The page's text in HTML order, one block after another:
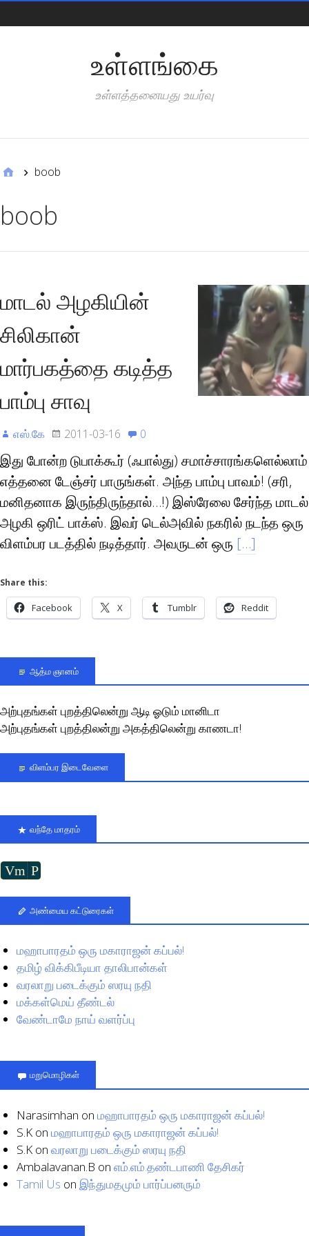
உள்ளங்கை
உள்ளத்தனையது உயர்வு
boob
boob
மாடல் அழகியின்
சிலிகான்
மார்பகத்தை கடித்த
பாம்பு சாவு
எஸ்.கே 2011-03-16 0
இது போன்ற டுபாக்கூர் (ஃபால்து) சமாச்சாரங்களெல்லாம்
எத்தனை டேஞ்சர் பாருங்கள். அந்த பாம்பு பாவம்! (சரி,
மனிதனாக இருந்திருந்தால்…!) இஸ்ரேலை சேர்ந்த மாடல்
அழகி ஒரிட் பாக்ஸ். இவர் டெல்அவில் நகரில் நடந்த ஒரு
விளம்பர படத்தில் நடித்தார். அவருடன் ஒரு […]
Share this:
Facebook X Tumblr Reddit
ஆத்ம ஞானம்
அற்புதங்கள் புறத்திலென்று ஆடி ஓடும் மானிடா
அற்புதங்கள் புறத்திலன்று அகத்திலென்று காணடா!
விளம்பர இடைவேளை
வந்தே மாதரம்
Vm P
அண்மைய கட்டுரைகள்
மஹாபாரதம் ஒரு மகாராஜன் கப்பல்!
தமிழ் விக்கிபீடியா தாலிபான்கள்
வரலாறு படைக்கும் ஸரயு நதி
மக்கள்மெய் தீண்டல்
வேண்டாமே நாய் வளர்ப்பு
மறுமொழிகள்
Narasimhan on மஹாபாரதம் ஒரு மகாராஜன் கப்பல்!
S.K on மஹாபாரதம் ஒரு மகாராஜன் கப்பல்!
S.K on வரலாறு படைக்கும் ஸரயு நதி
Ambalavanan.B on எம்.எம்.தண்டபாணி தேசிகர்
Tamil Us on இந்துமதமும் பார்ப்பனரும்